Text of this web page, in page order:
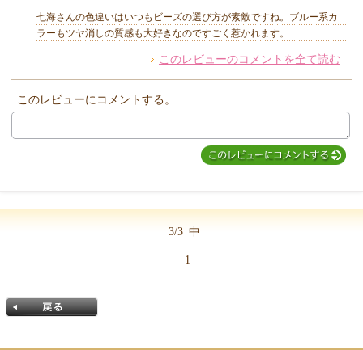
七海さんの色違いはいつもビーズの選び方が素敵ですね。ブルー系カ
ラーもツヤ消しの質感も大好きなのですごく惹かれます。
このレビューのコメントを全て読む
このレビューにコメントする。
3/3 中
1